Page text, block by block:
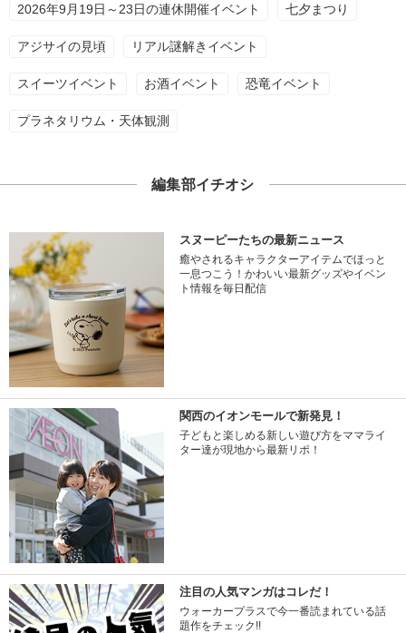
2026年9月19日～23日の連休開催イベント 七夕まつり
アジサイの見頃 リアル謎解きイベント
スイーツイベント お酒イベント 恐竜イベント
プラネタリウム・天体観測
編集部イチオシ
スヌーピーたちの最新ニュース
癒やされるキャラクターアイテムでほっと
一息つこう！かわいい最新グッズやイベン
ト情報を毎日配信
関西のイオンモールで新発見！
子どもと楽しめる新しい遊び方をママライ
ター達が現地から最新リポ！
注目の人気マンガはコレだ！
ウォーカープラスで今一番読まれている話
題作をチェック!!